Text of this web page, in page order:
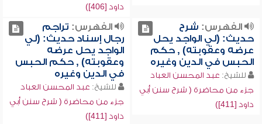
داود [406])
الفهرس: شرح
حديث: (لي الواجد يحل
عرضه وعقوبته) , حكم
الحبس في الدين وغيره
للشيخ: عبد المحسن العباد
جزء من محاضرة ( شرح سنن أبي
داود [411])
الفهرس: تراجم
رجال إسناد حديث: (لي
الواجد يحل عرضه
وعقوبته) , حكم الحبس
في الدين وغيره
للشيخ: عبد المحسن العباد
جزء من محاضرة ( شرح سنن أبي
داود [411])